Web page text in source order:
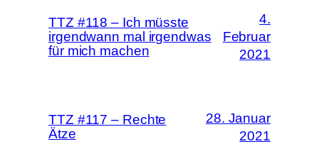
TTZ #118 – Ich müsste
irgendwann mal irgendwas
für mich machen
4.
Februar
2021
TTZ #117 – Rechte
Ätze
28. Januar
2021